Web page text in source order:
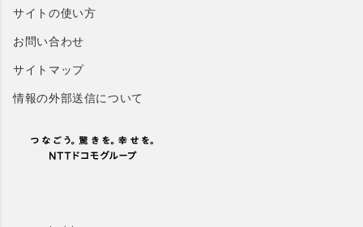
サーより収集したリアルタイムデータ、および3D
います。これらのデータを有機的に統合管理し、
データ分析、予測シミュレーション、意思決定支
援などを実現する環境を提供します。
サイトの使い方
お問い合わせ
サイトマップ
情報の外部送信について